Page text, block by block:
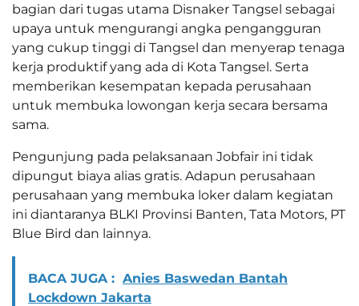
bagian dari tugas utama Disnaker Tangsel sebagai
upaya untuk mengurangi angka pengangguran
yang cukup tinggi di Tangsel dan menyerap tenaga
kerja produktif yang ada di Kota Tangsel. Serta
memberikan kesempatan kepada perusahaan
untuk membuka lowongan kerja secara bersama
sama.
Pengunjung pada pelaksanaan Jobfair ini tidak
dipungut biaya alias gratis. Adapun perusahaan
perusahaan yang membuka loker dalam kegiatan
ini diantaranya BLKI Provinsi Banten, Tata Motors, PT
Blue Bird dan lainnya.
BACA JUGA : Anies Baswedan Bantah
Lockdown Jakarta